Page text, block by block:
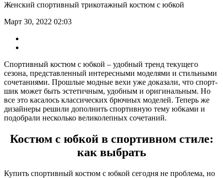
Женский спортивный трикотажный костюм с юбкой
Март 30, 2022 02:03
Спортивный костюм с юбкой – удобный тренд текущего
сезона, представленный интересными моделями и стильными
сочетаниями. Прошлые модные вехи уже доказали, что спорт-
шик может быть эстетичным, удобным и оригинальным. Но
все это касалось классических брючных моделей. Теперь же
дизайнеры решили дополнить спортивную тему юбками и
подобрали несколько великолепных сочетаний.
Костюм с юбкой в спортивном стиле:
как выбрать
Купить спортивный костюм с юбкой сегодня не проблема, но